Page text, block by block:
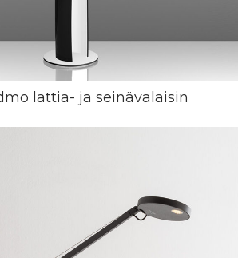
lattia- ja seinävalaisin